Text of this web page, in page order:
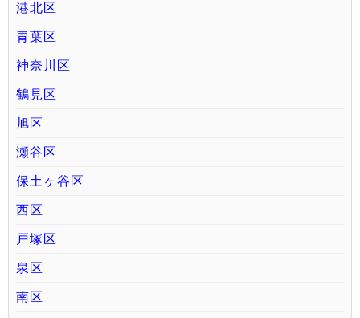
港北区
青葉区
神奈川区
鶴見区
旭区
瀬谷区
保土ヶ谷区
西区
戸塚区
泉区
南区